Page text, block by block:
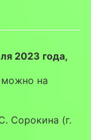
2023 года,
можно на
Сорокина (г.